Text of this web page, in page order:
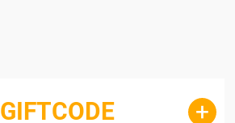
GIFTCODE +